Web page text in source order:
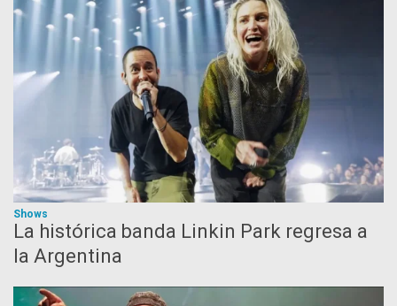
Shows
La histórica banda Linkin Park regresa a
la Argentina